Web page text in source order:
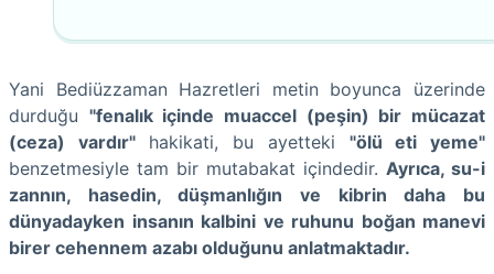
Yani Bediüzzaman Hazretleri metin boyunca üzerinde
durduğu "fenalık içinde muaccel (peşin) bir mücazat
(ceza) vardır"hakikati, bu ayetteki "ölü eti yeme"
benzetmesiyle tam bir mutabakat içindedir. Ayrıca, su-i
zannın, hasedin, düşmanlığın ve kibrin daha bu
dünyadayken insanın kalbini ve ruhunu boğan manevi
birer cehennem azabı olduğunu anlatmaktadır.